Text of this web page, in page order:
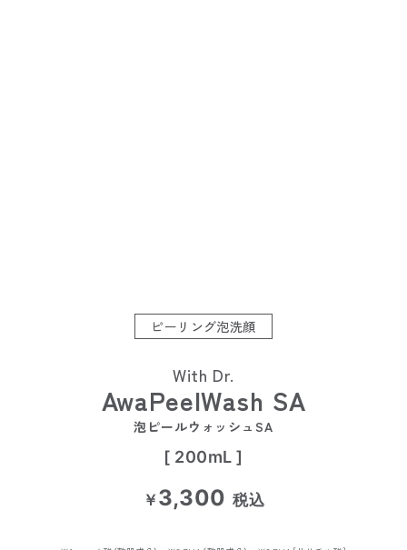
ピーリング泡洗顔
With Dr.
AwaPeelWash SA
泡ピールウォッシュSA
[ 200mL ]
￥ 3,300 税込